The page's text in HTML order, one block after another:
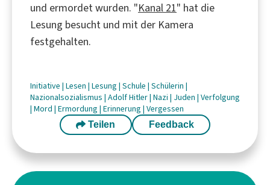
und ermordet wurden. "Kanal 21" hat die
Lesung besucht und mit der Kamera
festgehalten.
Initiative | Lesen | Lesung | Schule | Schülerin |
Nazionalsozialismus | Adolf Hitler| Nazi | Juden | Verfolgung
| Mord | Ermordung | Erinnerung | Vergessen
Teilen Feedback